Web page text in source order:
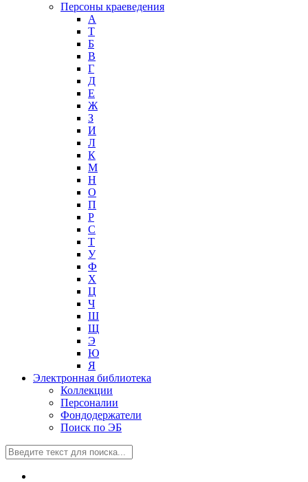
Персоны краеведения
А
T
Б
В
Г
Д
Е
Ж
З
И
Л
К
М
Н
О
П
Р
С
Т
У
Ф
Х
Ц
Ч
Ш
Щ
Э
Ю
Я
Электронная библиотека
Коллекции
Персоналии
Фондодержатели
Поиск по ЭБ